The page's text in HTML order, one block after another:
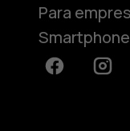
Para
Facebook